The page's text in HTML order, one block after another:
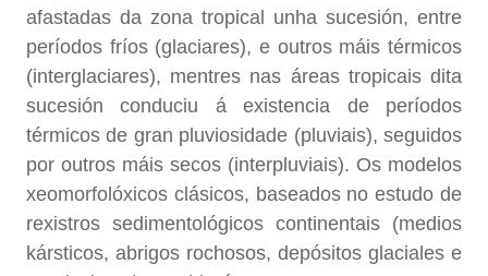
afastadas da zona tropical unha sucesión, entre
períodos fríos (glaciares), e outros máis térmicos
(interglaciares), mentres nas áreas tropicais dita
sucesión conduciu á existencia de períodos
térmicos de gran pluviosidade (pluviais), seguidos
por outros máis secos (interpluviais). Os modelos
xeomorfolóxicos clásicos, baseados no estudo de
rexistros sedimentológicos continentais (medios
kársticos, abrigos rochosos, depósitos glaciales e